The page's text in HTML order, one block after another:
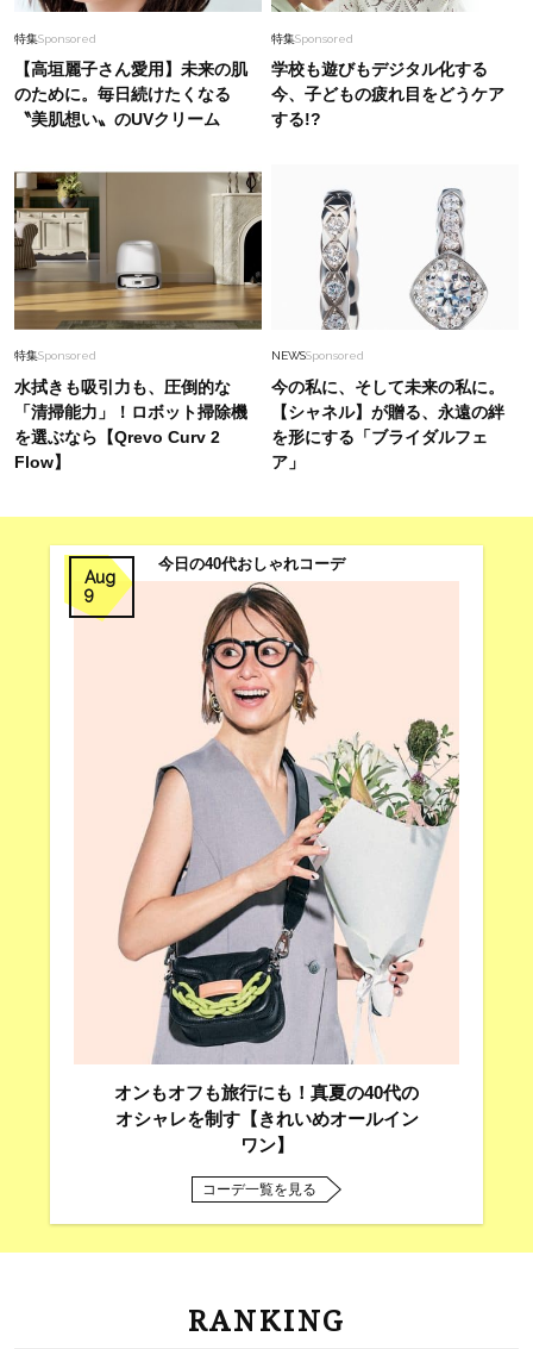
特集Sponsored
【高垣麗子さん愛用】未来の肌
のために。毎日続けたくなる
〝美肌想い〟のUVクリーム
特集Sponsored
学校も遊びもデジタル化する
今、子どもの疲れ目をどうケア
する!?
特集Sponsored
水拭きも吸引力も、圧倒的な
「清掃能力」！ロボット掃除機
を選ぶなら【Qrevo Curv 2
Flow】
NEWSSponsored
今の私に、そして未来の私に。
【シャネル】が贈る、永遠の絆
を形にする「ブライダルフェ
ア」
Aug
9
今日の40代おしゃれコーデ
オンもオフも旅行にも！真夏の40代の
オシャレを制す【きれいめオールイン
ワン】
コーデ一覧を見る
RANKING